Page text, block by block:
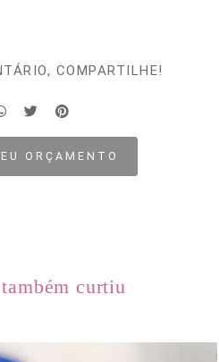
COMPARTILHE!
ORÇAMENTO
curtiu